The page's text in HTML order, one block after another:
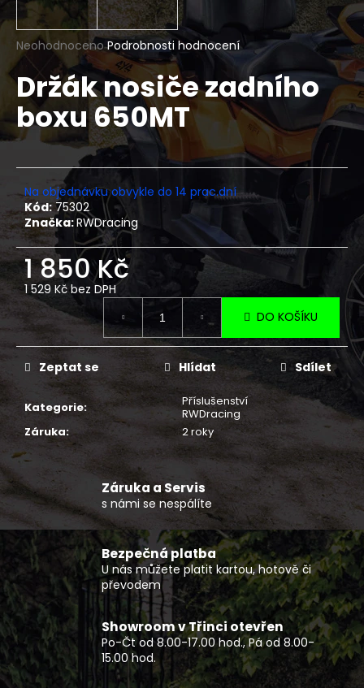
Průměrné
hodnocení
produktu
je
0,0
z
5
hvězdiček.
Neohodnoceno Podrobnosti hodnocení
Držák nosiče zadního
boxu 650MT
Na objednávku obvykle do 14 prac.dní
Kód: 75302
Značka:RWDracing
1 850 Kč
1 529 Kč bez DPH
Měrná
cena:
DO KOŠÍKU
Kategorie:
Příslušenství
RWDracing
Záruka: 2 roky
Zeptat se Hlídat Sdílet
Záruka a Servis
s námi se nespálíte
Bezpečná platba
U nás můžete platit kartou, hotově či
převodem
Showroom v Třinci otevřen
Po-Čt od 8.00-17.00 hod., Pá od 8.00-
15.00 hod.
a
j
í
t
?
HLEDAT
D
o
p
o
u
č
u
j
m
e
SERVIS
SKÚTRU
900
Kč